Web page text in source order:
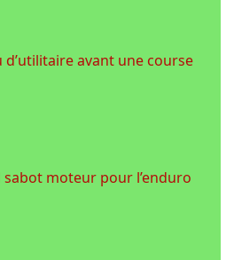
avant une course
sabot moteur pour l’enduro